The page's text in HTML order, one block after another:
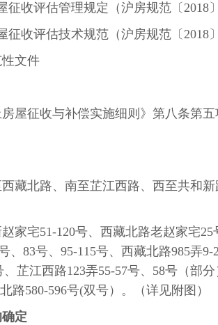
征收评估管理规定（沪房规范〔 2018〕
征收评估技术规范（沪房规范〔 2018〕
文件
屋征收与补偿实施细则》第八条第
藏北路、南至芷江西路、西至共和
家宅51-120号、西藏北路老赵家宅25
、 83号、 95-115号、西藏北路985弄9-
、芷江西路123弄55-57号、 58号（部
路580-596号(双号）。（详见附图）
定